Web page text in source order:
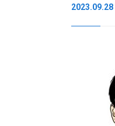
2023.09.28